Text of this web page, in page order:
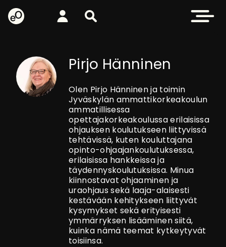
eOppiva - Etusivulle
Kirjaudu Etsi sivustolta Avaa
Pirjo Hänninen
Olen Pirjo Hänninen ja toimin
Jyväskylän ammattikorkeakoulun
ammatillisessa
opettajakorkeakoulussa erilaisissa
ohjauksen koulutukseen liittyvissä
tehtävissä, kuten kouluttajana
opinto-ohjaajankoulutuksessa,
erilaisissa hankkeissa ja
täydennyskoulutuksissa. Minua
kiinnostavat ohjaaminen ja
uraohjaus sekä laaja-alaisesti
kestävään kehitykseen liittyvät
kysymykset sekä erityisesti
ymmärryksen lisääminen siitä,
kuinka nämä teemat kytkeytyvät
toisiinsa.